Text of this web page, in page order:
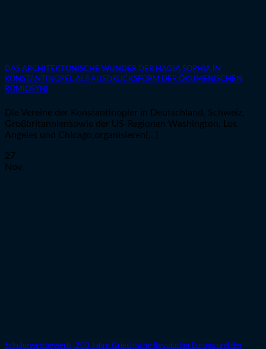
DAS ARCHITEKTONISCHE WUNDER DER HAGIA SOPHIA IN
KONSTANTINOPEL ALS AUSDRUCKSFORM DER ÖKUMENISCHEN
ROMIOSYNI
Die Vereine der Konstantinopler in Deutschland, Schweiz,
Großbritanniensowie der US-Regionen Washington, Los
Angeles und Chicago,organisieren[...]
27
Nov.
Schülerwettbewerb „200 Jahre Griechische Revolution Europa und der